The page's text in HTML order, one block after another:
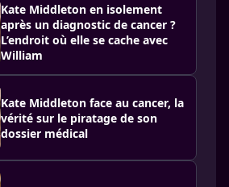
Kate Middleton en isolement
après un diagnostic de cancer ?
L’endroit où elle se cache avec
William
Kate Middleton face au cancer, la
vérité sur le piratage de son
dossier médical